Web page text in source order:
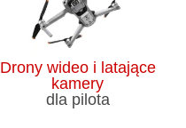
Drony wideo i latające
kamery
dla pilota